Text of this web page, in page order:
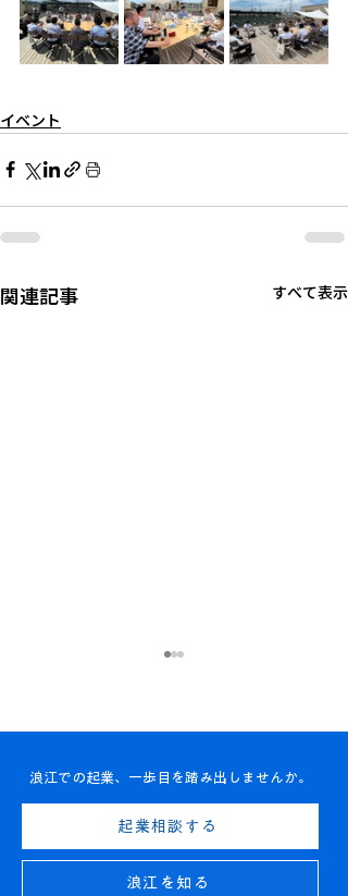
イベント
関連記事 すべて表示
シンカのマルシェ<朝市>
開催のおしらせ｜ 8月22
日(土) 7時～10時
浪江での起業、一歩目を踏み出しませんか。
起業相談する
浪江を知る